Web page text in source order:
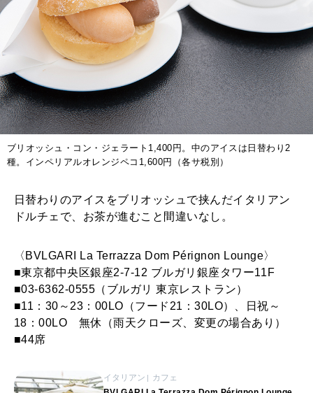
ブリオッシュ・コン・ジェラート1,400円。中のアイスは日替わり2
種。インペリアルオレンジペコ1,600円（各サ税別）
日替わりのアイスをブリオッシュで挟んだイタリアン
ドルチェで、お茶が進むこと間違いなし。
〈BVLGARI La Terrazza Dom Pérignon Lounge〉
■東京都中央区銀座2-7-12 ブルガリ銀座タワー11F
■03-6362-0555（ブルガリ 東京レストラン）
■11：30～23：00LO（フード21：30LO）、日祝～
18：00LO 無休（雨天クローズ、変更の場合あり）
■44席
イタリアン カフェ